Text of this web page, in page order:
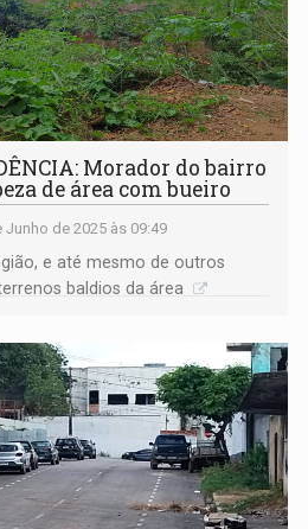
Morador do bairro
de área com bueiro
Junho de 2025 às 09:49
e até mesmo de outros
baldios da área